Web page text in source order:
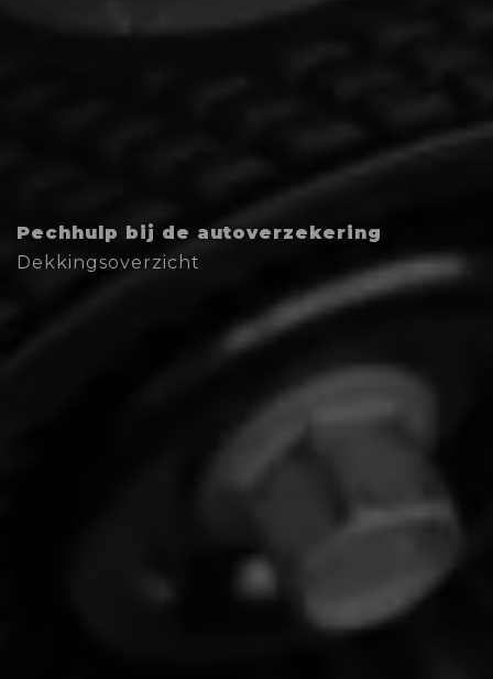
Pechhulp bij de autoverzekering
Dekkingsoverzicht